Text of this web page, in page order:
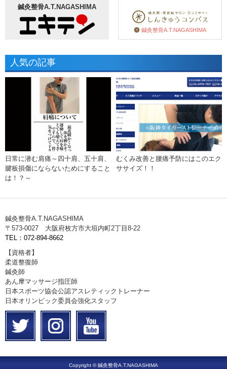
鍼灸整骨A.T.NAGASHIMA
鍼灸整骨A.T.NAGASHIMA
人気の記事
日常に潜む肩痛～四十肩、五十肩、
腱板損傷にならないためにすること
は！？～
むくみ改善と腰痛予防にはこのエク
ササイズ！！
鍼灸整骨A.T.NAGASHIMA
〒573-0027 大阪府枚方市大垣内町2丁目8-22
TEL：072-894-8662
【資格者】
柔道整復師
鍼灸師
あん摩マッサージ指圧師
日本スポーツ協会公認アスレティックトレーナー
日本オリンピック委員会強化スタッフ
Copyright © 鍼灸整骨A.T.NAGASHIMA